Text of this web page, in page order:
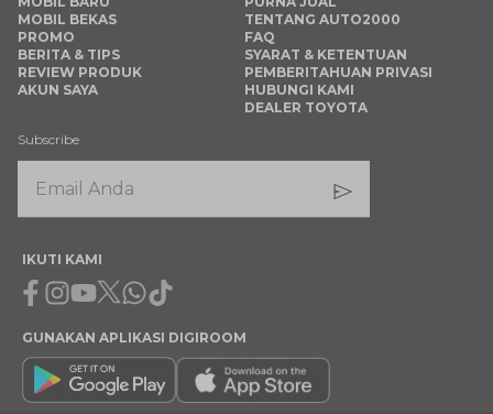
MOBIL BEKAS
PROMO
BERITA & TIPS
REVIEW PRODUK
AKUN SAYA
TENTANG AUTO2000
FAQ
SYARAT & KETENTUAN
PEMBERITAHUAN PRIVASI
HUBUNGI KAMI
DEALER TOYOTA
Subscribe
IKUTI KAMI
Facebook
Instagram
Youtube
X Whatsapp
Tiktok
GUNAKAN APLIKASI DIGIROOM